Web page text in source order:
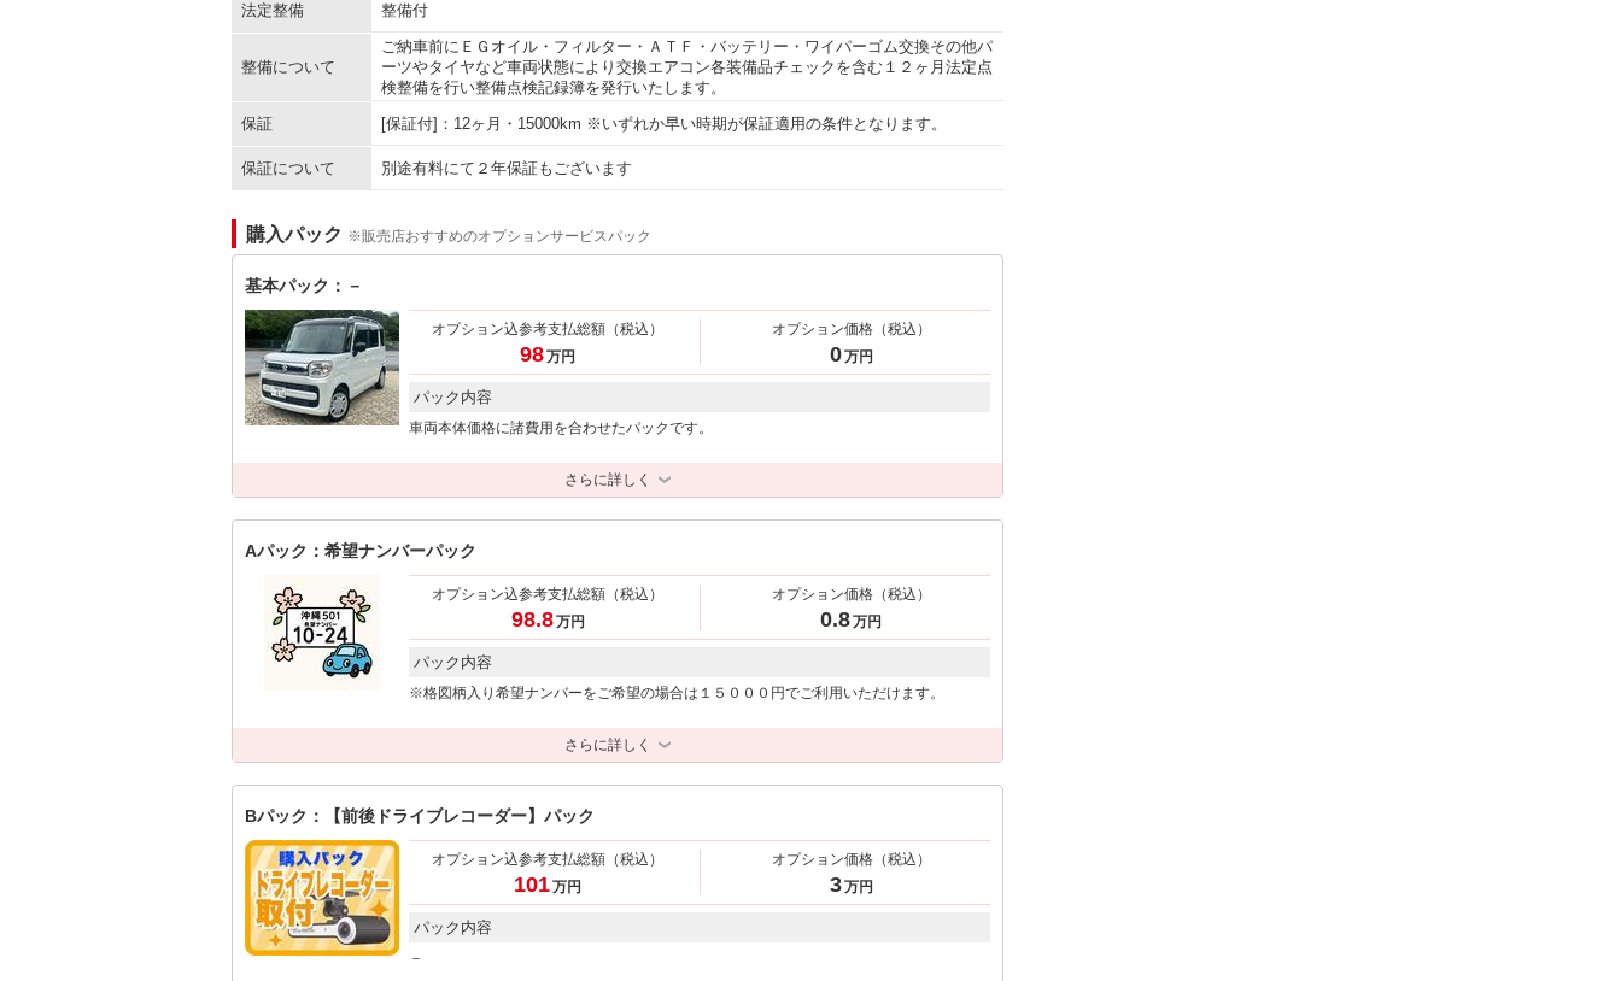
法定整備 整備付
整備について
ご納車前にＥＧオイル・フィルター・ＡＴＦ・バッテリー・ワイパーゴム交換その他パ
ーツやタイヤなど車両状態により交換エアコン各装備品チェックを含む１２ヶ月法定点
検整備を行い整備点検記録簿を発行いたします。
保証
[保証付]：12ヶ月・15000km ※いずれか早い時期が保証適用の条件となります。
保証について 別途有料にて２年保証もございます
購入パック ※販売店おすすめのオプションサービスパック
基本パック：－
オプション込参考支払総額 （税込）
98万円
オプション価格（税込）
0万円
パック内容
車両本体価格に諸費用を合わせたパックです。
さらに詳しく
Aパック：希望ナンバーパック
オプション込参考支払総額 （税込）
98.8万円
オプション価格（税込）
0.8万円
パック内容
※格図柄入り希望ナンバーをご希望の場合は１５０００円でご利用いただけます。
さらに詳しく
Bパック：【前後ドライブレコーダー】パック
オプション込参考支払総額 （税込）
101万円
オプション価格（税込）
3万円
パック内容
－